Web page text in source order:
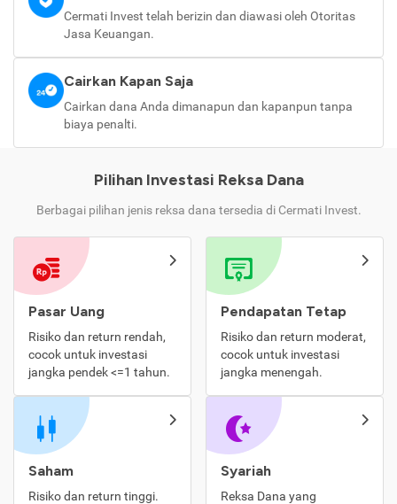
Cermati Invest telah berizin dan diawasi oleh Otoritas
Jasa Keuangan.
Cairkan Kapan Saja
Cairkan dana Anda dimanapun dan kapanpun tanpa
biaya penalti.
Pilihan Investasi Reksa Dana
Berbagai pilihan jenis reksa dana tersedia di Cermati Invest.
Pasar Uang
Risiko dan return rendah,
cocok untuk investasi
jangka pendek <=1 tahun.
Pendapatan Tetap
Risiko dan return moderat,
cocok untuk investasi
jangka menengah.
Saham
Risiko dan return tinggi.
Syariah
Reksa Dana yang